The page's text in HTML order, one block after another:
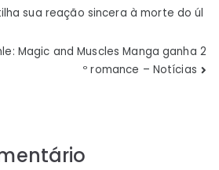
sua reação sincera à morte do úl
Magic and Muscles Manga ganha 2
º romance – Notícias